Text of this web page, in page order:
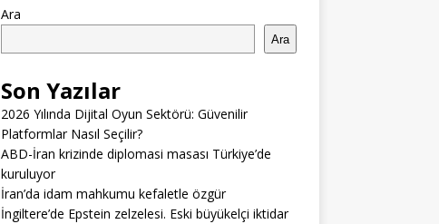
Ara
Ara
Son Yazılar
2026 Yılında Dijital Oyun Sektörü: Güvenilir
Platformlar Nasıl Seçilir?
ABD-İran krizinde diplomasi masası Türkiye’de
kuruluyor
İran’da idam mahkumu kefaletle özgür
İngiltere’de Epstein zelzelesi. Eski büyükelçi iktidar